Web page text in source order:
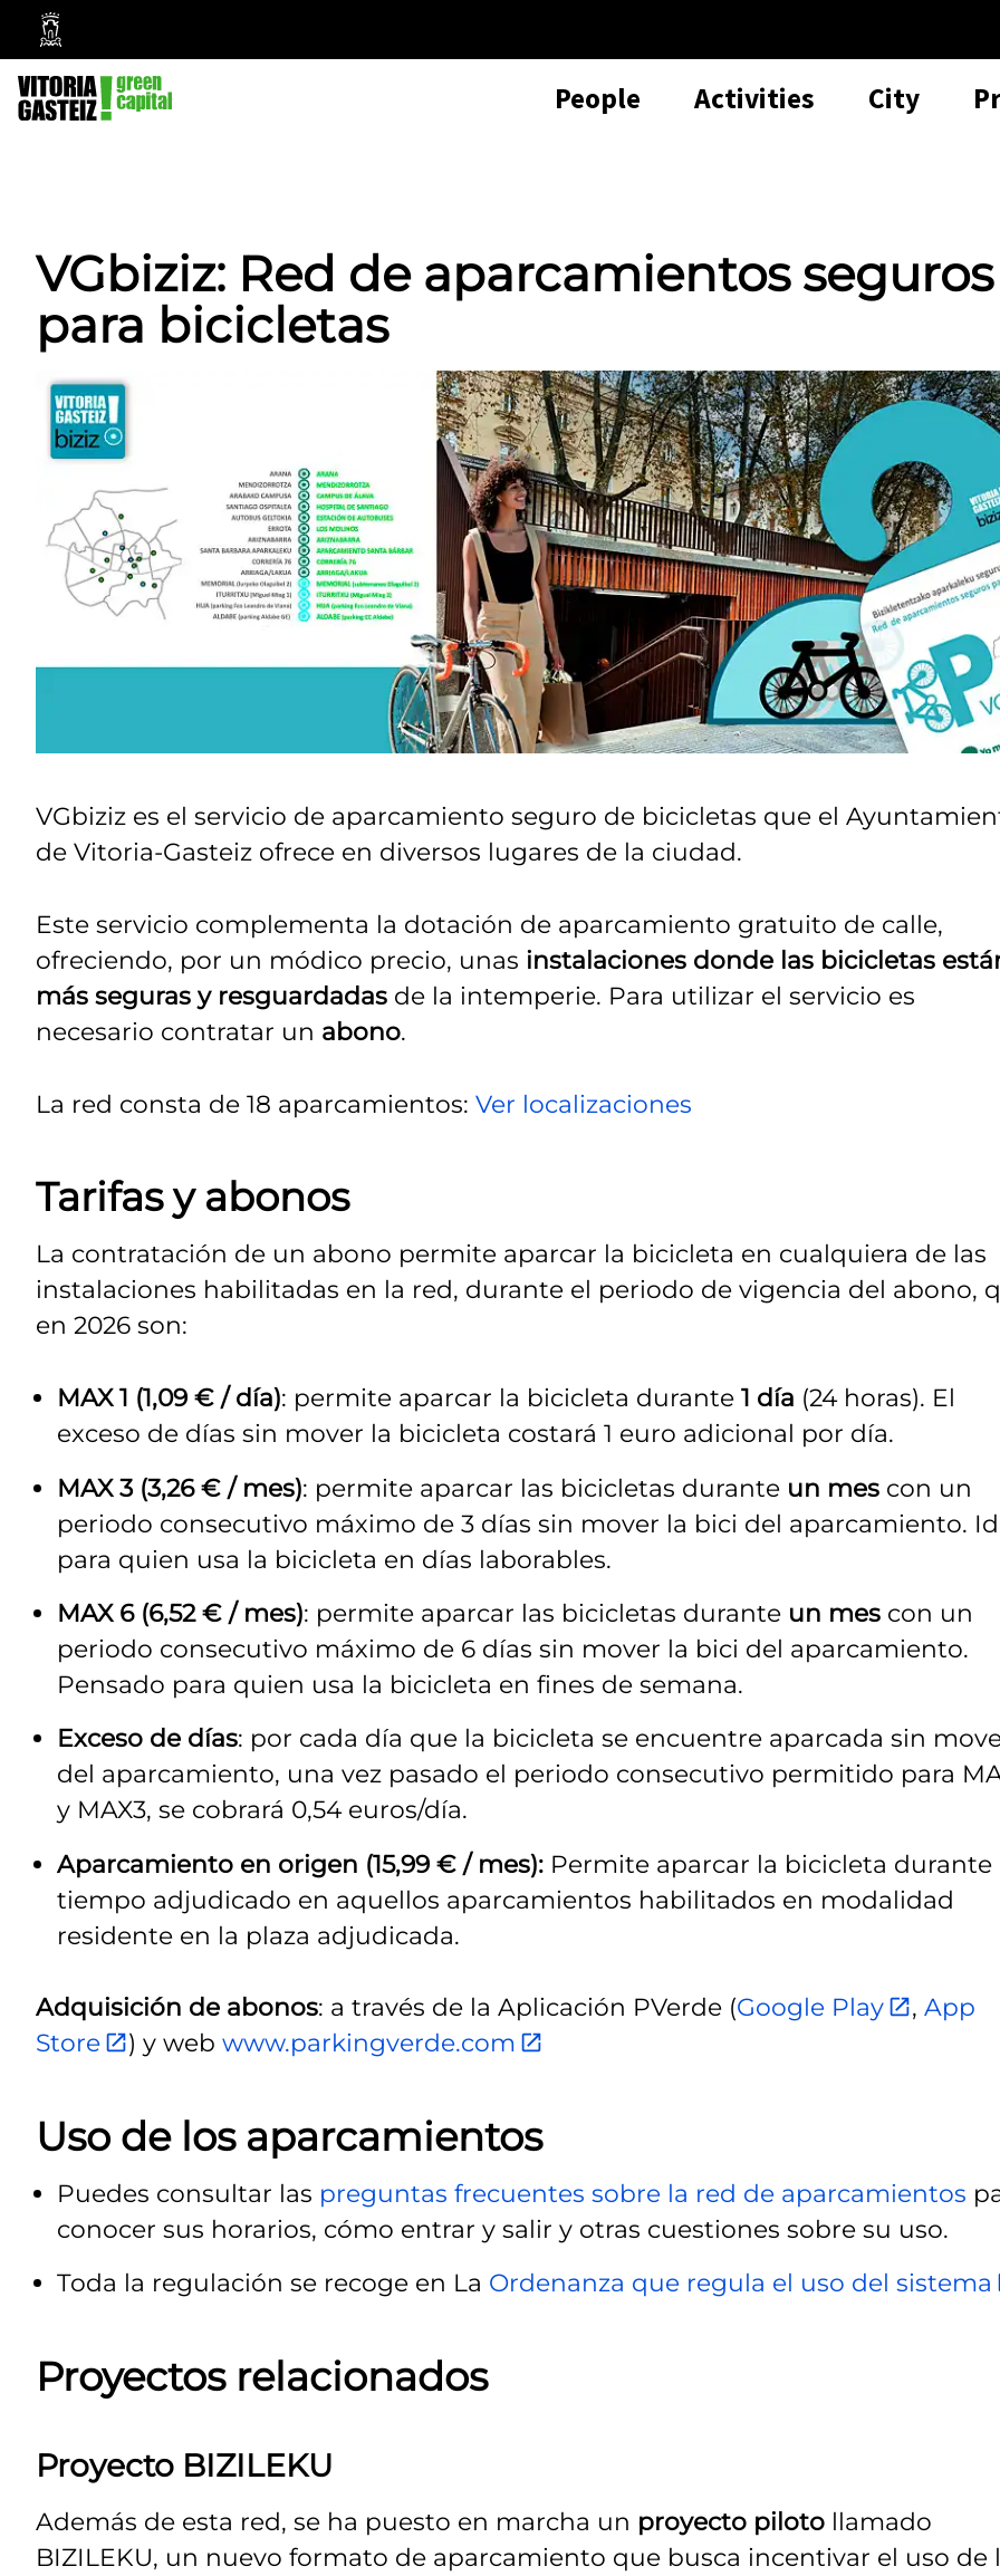
Vitoria-
Gasteiz
City
Council
People Activities City
VGbiziz: Red de aparcamientos seguros
para bicicletas
VGbiziz es el servicio de aparcamiento seguro de bicicletas que el
de Vitoria-Gasteiz ofrece en diversos lugares de la ciudad.
Este servicio complementa la dotación de aparcamiento gratuito de calle,
ofreciendo, por un módico precio, unas instalaciones donde las bicicletas
más seguras y resguardadas de la intemperie. Para utilizar el servicio es
necesario contratar un abono.
La red consta de 18 aparcamientos: Ver localizaciones
Tarifas y abonos
La contratación de un abono permite aparcar la bicicleta en cualquiera de las
instalaciones habilitadas en la red, durante el periodo de vigencia del abono,
en 2026 son:
MAX 1 (1,09 € / día): permite aparcar la bicicleta durante 1 día (24 horas). El
exceso de días sin mover la bicicleta costará 1 euro adicional por día.
MAX 3 (3,26 € / mes): permite aparcar las bicicletas durante un mes con un
periodo consecutivo máximo de 3 días sin mover la bici del aparcamiento.
para quien usa la bicicleta en días laborables.
MAX 6 (6,52 € / mes): permite aparcar las bicicletas durante un mes con un
periodo consecutivo máximo de 6 días sin mover la bici del aparcamiento.
Pensado para quien usa la bicicleta en fines de semana.
Exceso de días: por cada día que la bicicleta se encuentre aparcada sin
del aparcamiento, una vez pasado el periodo consecutivo permitido para
y MAX3, se cobrará 0,54 euros/día.
Aparcamiento en origen (15,99 € / mes): Permite aparcar la bicicleta durante
tiempo adjudicado en aquellos aparcamientos habilitados en modalidad
residente en la plaza adjudicada.
Adquisición de abonos: a través de la Aplicación PVerde (Google Play ,App
Store
) y webwww.parkingverde.com
Uso de los aparcamientos
Puedes consultar las preguntas frecuentes sobre la red de aparcamientos
conocer sus horarios, cómo entrar y salir y otras cuestiones sobre su uso.
Toda la regulación se recoge en La Ordenanza que regula el uso del sistema
Proyectos relacionados
Proyecto BIZILEKU
Además de esta red, se ha puesto en marcha un proyecto piloto llamado
BIZILEKU, un nuevo formato de aparcamiento que busca incentivar el uso de